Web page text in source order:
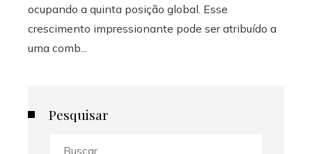
ocupando a quinta posição global. Esse
crescimento impressionante pode ser atribuído a
uma comb...
Pesquisar